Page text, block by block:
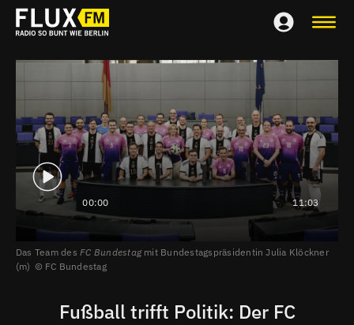
00:00 11:03
Das Team desFC Bundestagmit Bundestagspräsidentin Julia Klöckner
(m)
FC Bundestag
Fußball trifft Politik: Der FC